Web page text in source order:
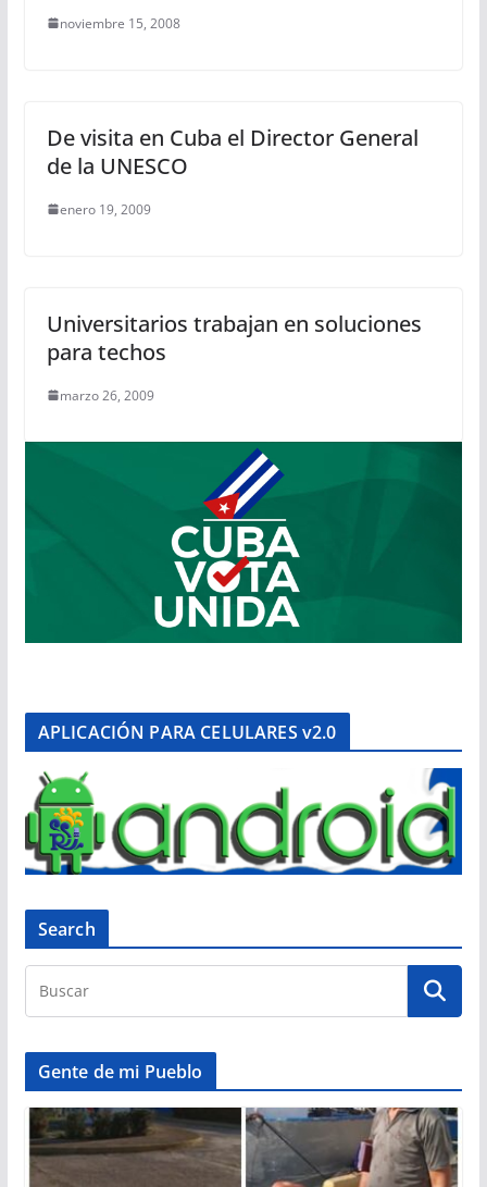
noviembre 15, 2008
De visita en Cuba el Director General
de la UNESCO
enero 19, 2009
Universitarios trabajan en soluciones
para techos
marzo 26, 2009
APLICACIÓN PARA CELULARES v2.0
Search
Gente de mi Pueblo